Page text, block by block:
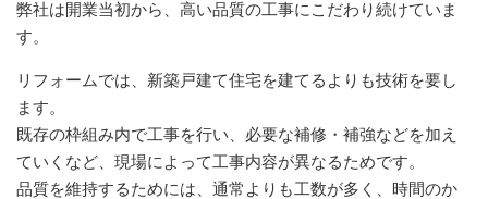
弊社は開業当初から、高い品質の工事にこだわり続けていま
す。
リフォームでは、新築戸建て住宅を建てるよりも技術を要し
ます。
既存の枠組み内で工事を行い、必要な補修・補強などを加え
ていくなど、現場によって工事内容が異なるためです。
品質を維持するためには、通常よりも工数が多く、時間のか